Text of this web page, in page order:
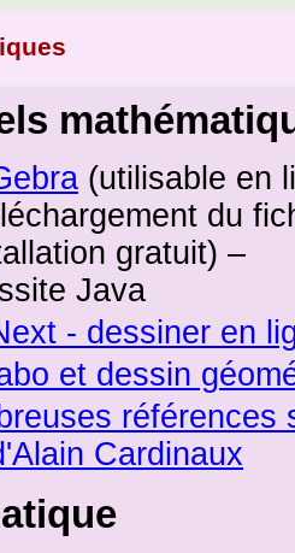
(utilisable en
du
gratuit) –
Java
- dessiner en
et dessin
références
Cardinaux